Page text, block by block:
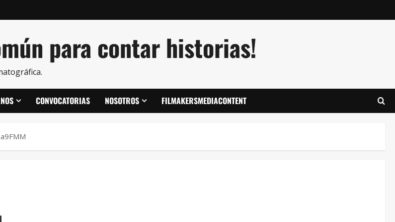
para contar historias!
CONVOCATORIAS NOSOTROS FILMAKERSMEDIACONTENT